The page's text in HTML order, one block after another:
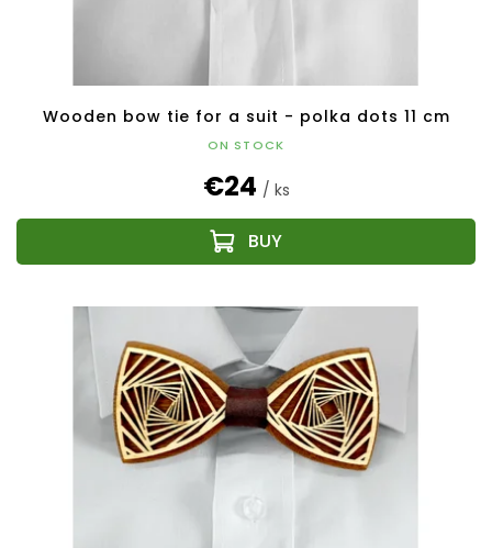
Wooden bow tie for a suit - polka dots 11 cm
ON STOCK
€24 / ks